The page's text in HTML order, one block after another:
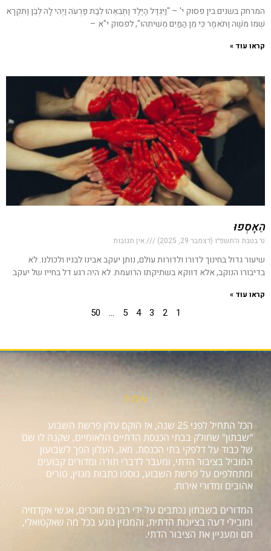
המרחק בשנים בין פסוק י' – "וַיִּגְדַּל הַיֶּלֶד וַתְּבִאֵהוּ לְבַת פַּרְעֹה וַיְהִי לָהּ לְבֵן וַתִּקְרָא
שְׁמוֹ מֹשֶׁה וַתֹּאמֶר כִּי מִן הַמַּיִם מְשִׁיתִהוּ", לפסוק י"א –
קראו עוד »
הֵאָסְפוּ
ט׳ בטבת ה׳תשפ״ו (דצמבר 29, 2025) אין תגובות
שיעור גדול בחינוך לדורו ולדורות עולם, נותן יעקב אבינו לבניו ולכולנו. לא
בדיבורו הנוקב, אלא דווקא בשתיקתו הרועמת. לא היה רגע דל בחייו של יעקב
קראו עוד »
1
2
3
4
5
…
50
אודות
הכל התחיל לפני 25 שנה, אז הוקם עלון פרשת השבוע
"שבתון" שחולק בבתי הכנסת הדתיים הלאומיים, שקנה לו שם
של כבוד על דלפקי בתי הכנסת. מאז, העלון הפך לשבועון
המוביל בציבור הדתי, ומעבר לדברי תורה ומדורים קבועים
ומתחלפים על פרשת השבוע, נוספו כתבות מגזין, טורים
אהובים ומדורי אירוח.
המדורים בשבתון נכתבים על ידי רבנים מוכרים, אנשי אקדמיה
ומובילי דעה בציונות הדתית, והמגזין נוגע בכל מה שאקטואלי,
חם ומעניין את הציבור הדתי.